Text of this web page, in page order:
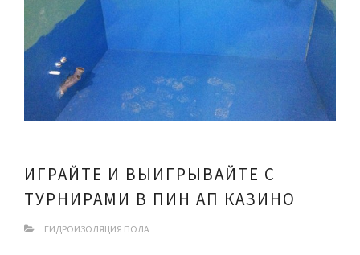
ИГРАЙТЕ И ВЫИГРЫВАЙТЕ С
ТУРНИРАМИ В ПИН АП КАЗИНО
ГИДРОИЗОЛЯЦИЯ ПОЛА